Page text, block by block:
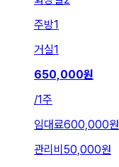
주방1
거실1
650,000원
/1주
임대료600,000원
관리비 50,000원